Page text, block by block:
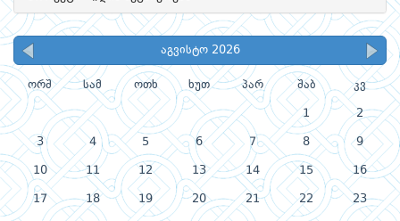
აგვისტო 2026
ორშ სამ ოთხ ხუთ პარ შაბ კვ
1 2
3 4 5 6 7 8 9
10 11 12 13 14 15 16
17 18 19 20 21 22 23